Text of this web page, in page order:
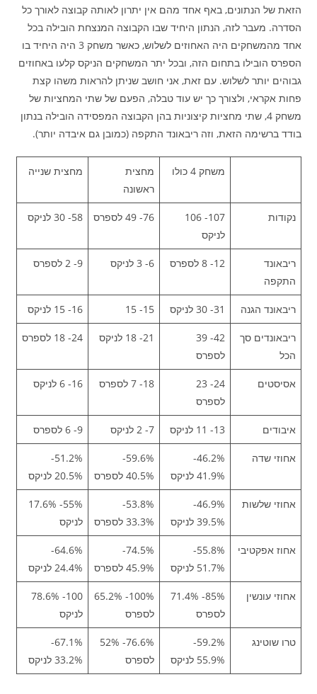
הזאת של הנתונים, באף אחד מהם אין יתרון לאותה קבוצה לאורך כל
הסדרה. מעבר לזה, הנתון היחיד שבו הקבוצה המנצחת הובילה בכל
אחד מהמשחקים היה האחוזים לשלוש, כאשר משחק 3 היה היחיד בו
הספרס הובילו בתחום הזה, ובכל יתר המשחקים הניקס קלעו באחוזים
גבוהים יותר לשלוש. עם זאת, אני חושב שניתן להראות משהו קצת
פחות אקראי, ולצורך כך יש עוד טבלה, הפעם של שתי המחציות של
משחק 4, שתי מחציות קיצוניות בהן הקבוצה המפסידה הובילה בנתון
בודד ברשימה הזאת, וזה ריבאונד התקפה (כמובן גם איבדה יותר).
משחק 4 כולו
מחצית
ראשונה
מחצית שנייה
נקודות
107- 106
לניקס
76- 49 לספרס 58- 30 לניקס
ריבאונד
התקפה
12- 8 לספרס 6- 3 לניקס 9- 2 לספרס
ריבאונד הגנה 31- 30 לניקס 15- 15 16- 15 לניקס
ריבאונדים סך
הכל
42- 39
לספרס
21- 18 לניקס 24- 18 לספרס
אסיסטים
24- 23
לספרס
18- 7 לספרס 16- 6 לניקס
איבודים 13- 11 לניקס 7- 2 לניקס 9- 6 לספרס
אחוזי שדה
46.2%-
41.9% לניקס
59.6%-
40.5% לספרס
51.2%-
20.5% לניקס
אחוזי שלשות
46.9%-
39.5% לניקס
53.8%-
33.3% לספרס
55%- 17.6%
לניקס
אחוז אפקטיבי
55.8%-
51.7% לניקס
74.5%-
45.9% לספרס
64.6%-
24.4% לניקס
אחוזי עונשין
85%- 71.4%
לספרס
100%- 65.2%
לספרס
100- 78.6%
לניקס
טרו שוטינג
59.2%-
55.9% לניקס
76.6%- 52%
לספרס
67.1%-
33.2% לניקס